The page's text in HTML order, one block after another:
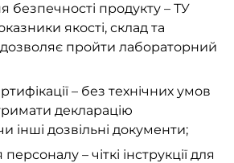
безпечності продукту – ТУ
якості, склад та
дозволяє пройти лабораторний
– без технічних умов
декларацію
інші дозвільні документи;
– чіткі інструкції для